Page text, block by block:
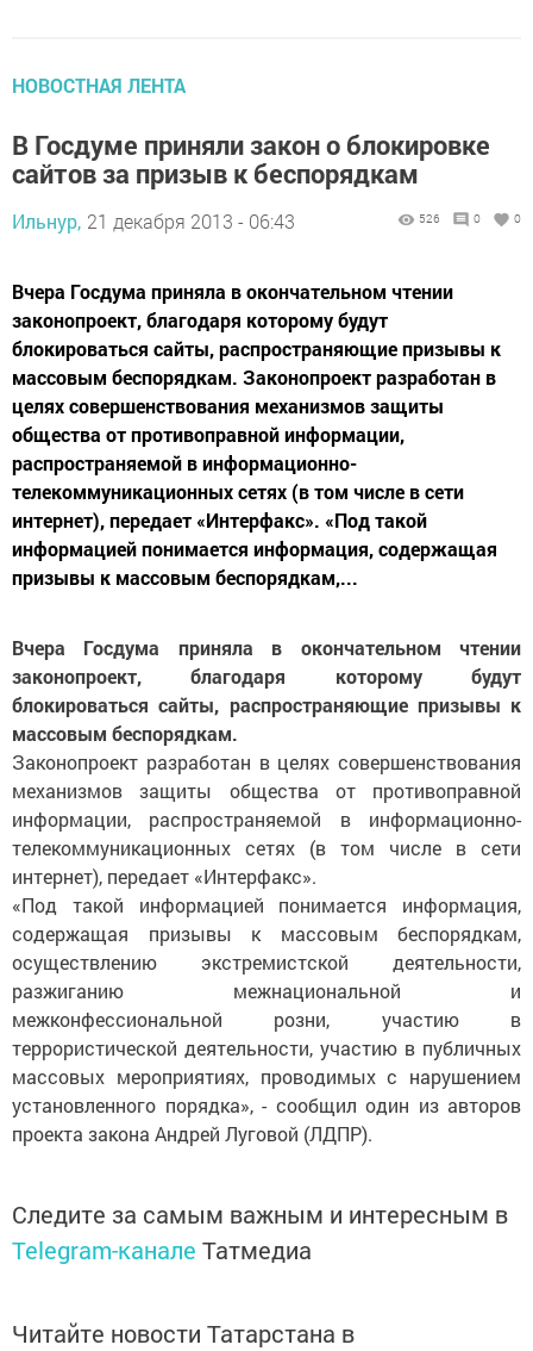
НОВОСТНАЯ ЛЕНТА
В Госдуме приняли закон о блокировке
сайтов за призыв к беспорядкам
Ильнур, 21 декабря 2013 - 06:43 526 0 0
Вчера Госдума приняла в окончательном чтении
законопроект, благодаря которому будут
блокироваться сайты, распространяющие призывы к
массовым беспорядкам. Законопроект разработан в
целях совершенствования механизмов защиты
общества от противоправной информации,
распространяемой в информационно-
телекоммуникационных сетях (в том числе в сети
интернет), передает «Интерфакс». «Под такой
информацией понимается информация, содержащая
призывы к массовым беспорядкам,...
Вчера Госдума приняла в окончательном чтении
законопроект, благодаря которому будут
блокироваться сайты, распространяющие призывы к
массовым беспорядкам.
Законопроект разработан в целях совершенствования
механизмов защиты общества от противоправной
информации, распространяемой в информационно-
телекоммуникационных сетях (в том числе в сети
интернет), передает «Интерфакс».
«Под такой информацией понимается информация,
содержащая призывы к массовым беспорядкам,
осуществлению экстремистской деятельности,
разжиганию межнациональной и
межконфессиональной розни, участию в
террористической деятельности, участию в публичных
массовых мероприятиях, проводимых с нарушением
установленного порядка», - сообщил один из авторов
проекта закона Андрей Луговой (ЛДПР).
Следите за самым важным и интересным в
Telegram-канале Татмедиа
Читайте новости Татарстана в